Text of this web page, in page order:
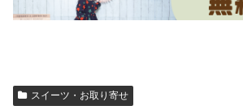
スイーツ・お取り寄せ